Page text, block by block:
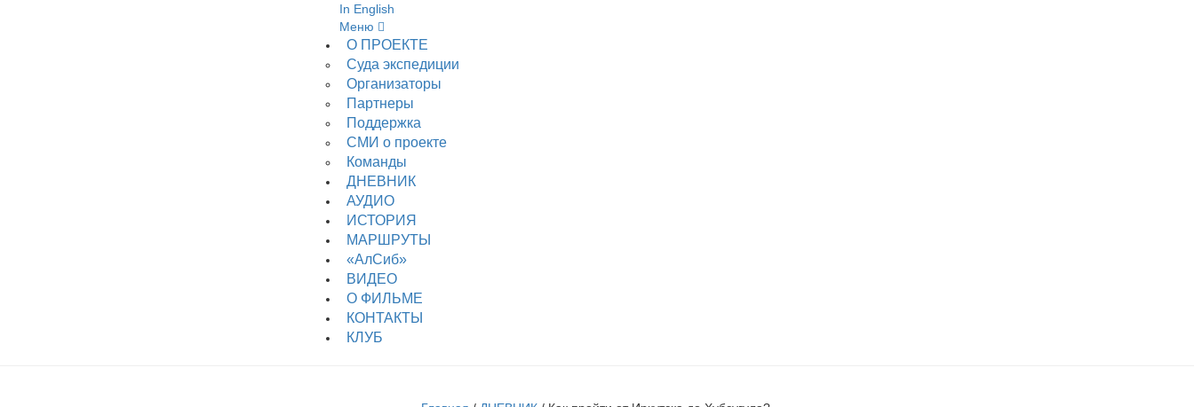
In English
Меню
О ПРОЕКТЕ
Суда экспедиции
Организаторы
Партнеры
Поддержка
СМИ о проекте
Команды
ДНЕВНИК
АУДИО
ИСТОРИЯ
МАРШРУТЫ
«АлСиб»
ВИДЕО
О ФИЛЬМЕ
КОНТАКТЫ
КЛУБ